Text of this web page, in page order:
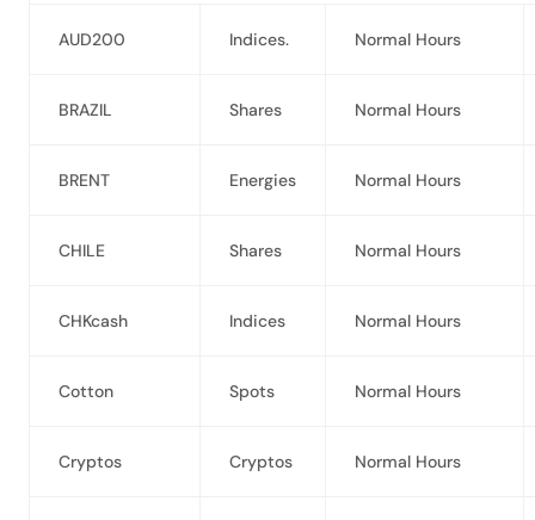
AUD200 Indices. Normal Hours
BRAZIL Shares Normal Hours
BRENT Energies Normal Hours
CHILE Shares Normal Hours
CHKcash Indices Normal Hours
Cotton Spots Normal Hours
Cryptos Cryptos Normal Hours